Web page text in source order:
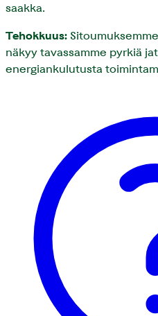
saakka.
Tehokkuus:
näkyy tavassamme pyrkiä
energiankulutusta